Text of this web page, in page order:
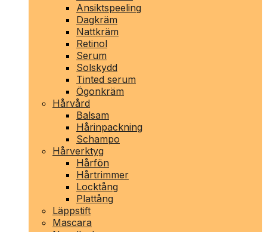
Ansiktspeeling
Dagkräm
Nattkräm
Retinol
Serum
Solskydd
Tinted serum
Ögonkräm
Hårvård
Balsam
Hårinpackning
Schampo
Hårverktyg
Hårfön
Hårtrimmer
Locktång
Plattång
Läppstift
Mascara